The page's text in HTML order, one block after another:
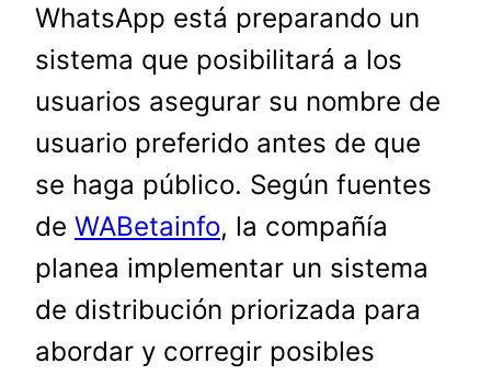
WhatsApp está preparando un
sistema que posibilitará a los
usuarios asegurar su nombre de
usuario preferido antes de que
se haga público. Según fuentes
de WABetainfo, la compañía
planea implementar un sistema
de distribución priorizada para
abordar y corregir posibles